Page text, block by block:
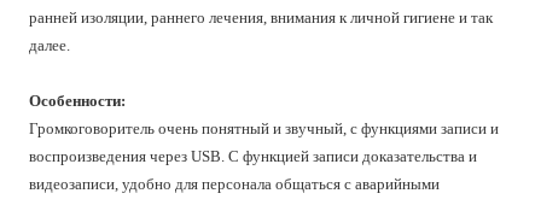
ранней изоляции, раннего лечения, внимания к личной гигиене и так
далее.
Особенности:
Громкоговоритель очень понятный и звучный, с функциями записи и
воспроизведения через USB. С функцией записи доказательства и
видеозаписи, удобно для персонала общаться с аварийными